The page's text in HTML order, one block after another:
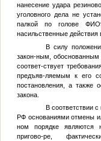
нанесение удара
уголовного дела не
палкой по голове
насильственные действия
В силу
закон-ным,
соответ-ствует
предъяв-ляемым к его
постановления, а также
закона.
В соответствии
РФ основаниями отмены
ном порядке являются
пригово-ре,